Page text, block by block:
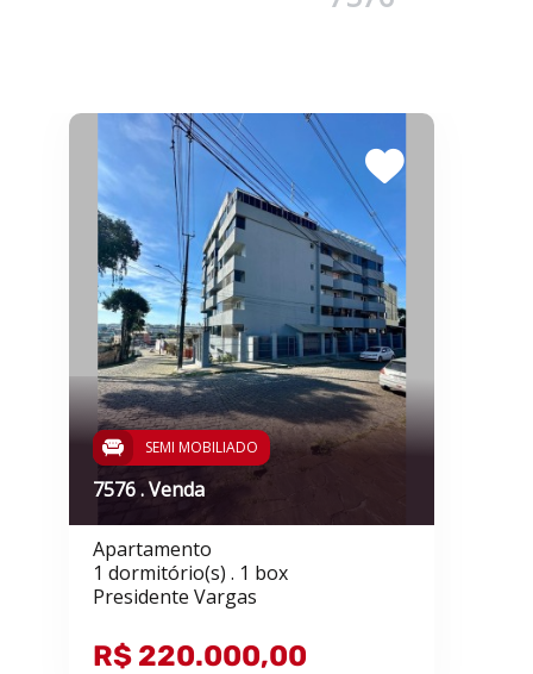
SEMI MOBILIADO
7576 . Venda
Apartamento
1 dormitório(s) . 1 box
Presidente Vargas
R$ 220.000,00